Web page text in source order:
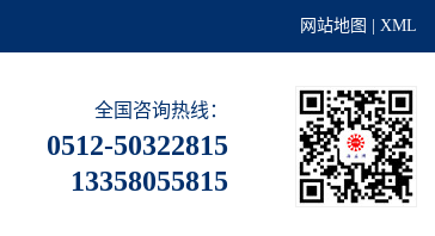
网站地图 XML
全国咨询热线：
0512-50322815
13358055815